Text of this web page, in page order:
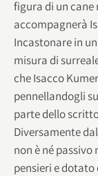
figura di un cane
accompagnerà
Incastonare in
misura di
che Isacco
pennellandogli
parte dello
Diversamente
non è né
pensieri e